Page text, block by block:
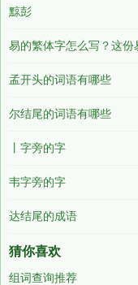
黥彭
孟开头的词语有哪些
尔结尾的词语有哪些
丨字旁的字
韦字旁的字
达结尾的成语
猜你喜欢
组词查询推荐